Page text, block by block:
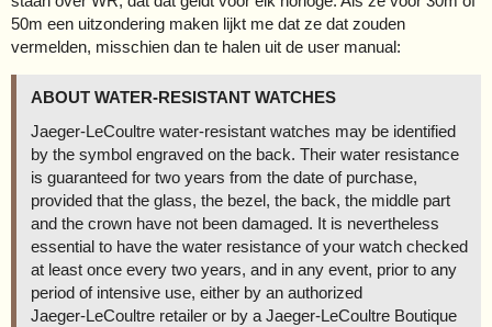
50m een uitzondering maken lijkt me dat ze dat zouden
vermelden, misschien dan te halen uit de user manual:
ABOUT WATER-RESISTANT WATCHES
Jaeger‑LeCoultre water-resistant watches may be identified
by the symbol engraved on the back. Their water resistance
is guaranteed for two years from the date of purchase,
provided that the glass, the bezel, the back, the middle part
and the crown have not been damaged. It is nevertheless
essential to have the water resistance of your watch checked
at least once every two years, and in any event, prior to any
period of intensive use, either by an authorized
Jaeger‑LeCoultre retailer or by a Jaeger‑LeCoultre Boutique